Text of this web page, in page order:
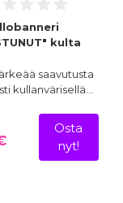
kulta
saavutusta
kullanvärisellä…
Osta
nyt!